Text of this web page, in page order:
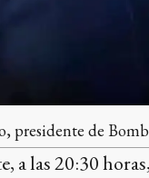
presidente de
a las 20:30